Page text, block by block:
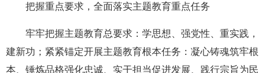
把握重点要求，全面落实主题教育重点任务
牢牢把握主题教育总要求：学思想、强党性、重实践，
建新功；紧紧锚定开展主题教育根本任务：凝心铸魂筑牢根
本、锤炼品格强化忠诚、实干担当促进发展、践行宗旨为民